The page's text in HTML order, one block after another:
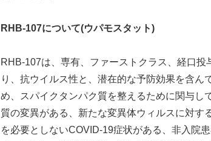
RHB-107について(ウパモスタット)
RHB-107は、専有、ファーストクラス、経口
り、抗ウイルス性と、潜在的な予防効果を含
め、スパイクタンパク質を整えるために関与し
質の変異がある、新たな変異体ウィルスに対
を必要としないCOVID-19症状がある、非入院